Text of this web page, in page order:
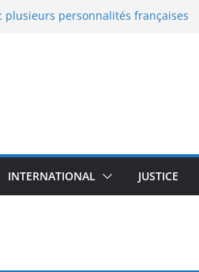
plusieurs personnalités françaises
française : la nouvelle bataille de
Connect : l’enceinte active qui
d’art à plus de 100 000 $
INTERNATIONAL JUSTICE